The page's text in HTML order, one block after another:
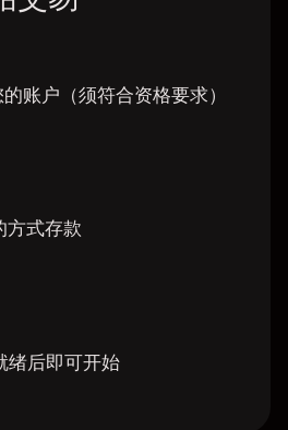
账户（须符合资格要求）
方式存款
绪后即可开始